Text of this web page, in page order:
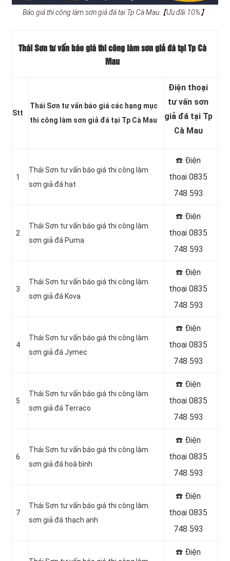
Báo giá thi công làm sơn giả đá tại Tp Cà Mau【Ưu đãi 10%】
Thái Sơn tư vấn báo giá thi công làm sơn giả đá tại Tp Cà
Mau
Stt
Thái Sơn tư vấn báo giá các hạng mục
thi công làm sơn giả đá tại Tp Cà Mau
Điện thoại
tư vấn sơn
giả đá tại Tp
Cà Mau
1
Thái Sơn tư vấn báo giá thi công làm
sơn giả đá hạt
☎️ Điện
thoại 0835
748 593
2
Thái Sơn tư vấn báo giá thi công làm
sơn giả đá Puma
☎️ Điện
thoại 0835
748 593
3
Thái Sơn tư vấn báo giá thi công làm
sơn giả đá Kova
☎️ Điện
thoại 0835
748 593
4
Thái Sơn tư vấn báo giá thi công làm
sơn giả đá Jymec
☎️ Điện
thoại 0835
748 593
5
Thái Sơn tư vấn báo giá thi công làm
sơn giả đá Terraco
☎️ Điện
thoại 0835
748 593
6
Thái Sơn tư vấn báo giá thi công làm
sơn giả đá hoà bình
☎️ Điện
thoại 0835
748 593
7
Thái Sơn tư vấn báo giá thi công làm
sơn giả đá thạch anh
☎️ Điện
thoại 0835
748 593
☎️ Điện